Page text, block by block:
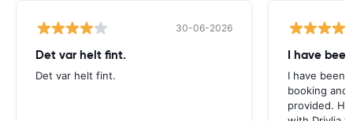
30-06-2026
Det var helt fint.
Det var helt fint.
I have
I have been
booking and
provided.